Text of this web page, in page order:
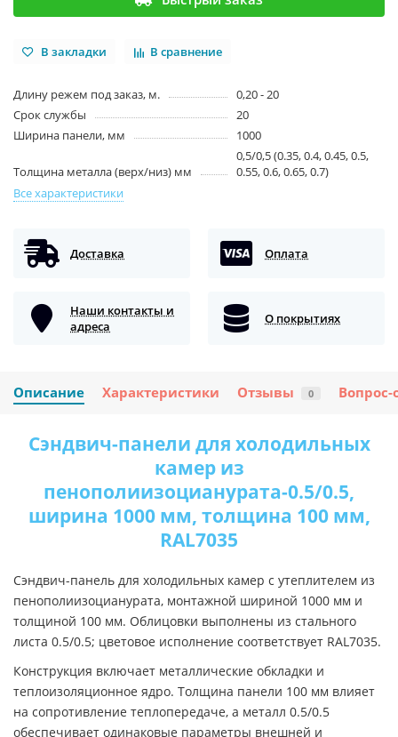
В закладки В сравнение
Длину режем под заказ, м.
0,20 - 20
Срок службы
20
Ширина панели, мм
1000
Толщина металла (верх/низ) мм
0,5/0,5 (0.35, 0.4, 0.45, 0.5,
0.55, 0.6, 0.65, 0.7)
Все характеристики
Доставка Оплата
Наши контакты и
адреса
О покрытиях
Описание Характеристики Отзывы 0 Вопрос-
Сэндвич-панели для холодильных
камер из
пенополиизоцианурата-0.5/0.5,
ширина 1000 мм, толщина 100 мм,
RAL7035
Сэндвич-панель для холодильных камер с утеплителем из
пенополиизоцианурата, монтажной шириной 1000 мм и
толщиной 100 мм. Облицовки выполнены из стального
листа 0.5/0.5; цветовое исполнение соответствует RAL7035.
Конструкция включает металлические обкладки и
теплоизоляционное ядро. Толщина панели 100 мм влияет
на сопротивление теплопередаче, а металл 0.5/0.5
обеспечивает одинаковые параметры внешней и